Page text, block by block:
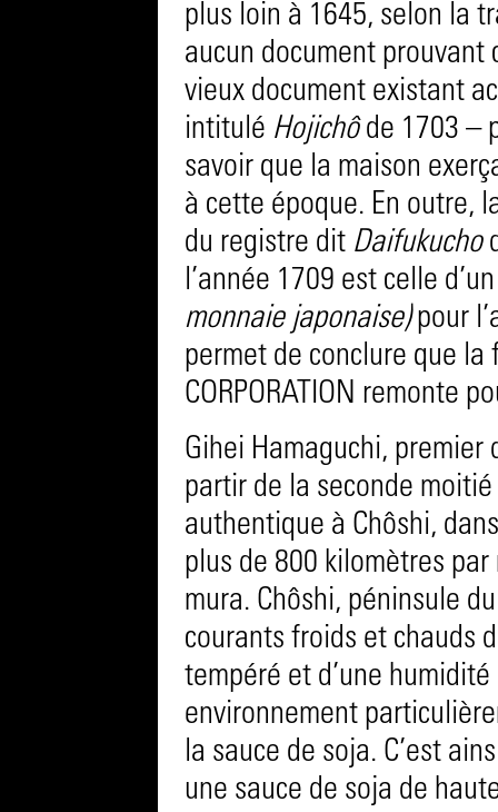
plus loin à 1645, selon la
aucun document
vieux document existant
intitulé Hojichôde 1703 –
savoir que la maison
à cette époque. En outre,
du registre dit Daifukucho
l’année 1709 est celle
monnaie japonaise)pour
permet de conclure que la
CORPORATION remonte
Gihei Hamaguchi, premier
partir de la seconde
authentique à Chôshi,
plus de 800 kilomètres
mura. Chôshi, péninsule
courants froids et chauds
tempéré et d’une
environnement
la sauce de soja. C’est
une sauce de soja de